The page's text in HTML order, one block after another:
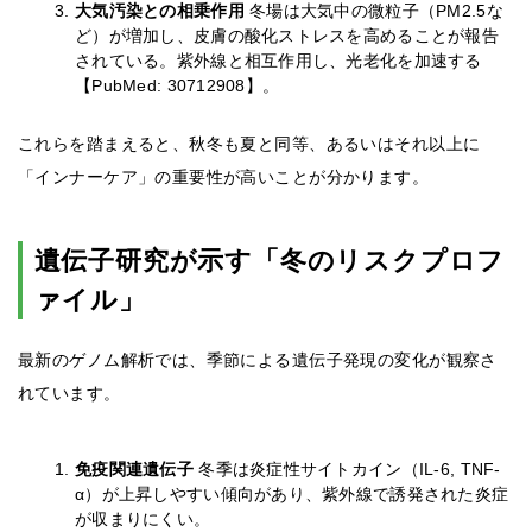
大気汚染との相乗作用冬場は大気中の微粒子（PM2.5な
ど）が増加し、皮膚の酸化ストレスを高めることが報告
されている。紫外線と相互作用し、光老化を加速する
【PubMed: 30712908】。
これらを踏まえると、秋冬も夏と同等、あるいはそれ以上に
「インナーケア」の重要性が高いことが分かります。
遺伝子研究が示す「冬のリスクプロフ
ァイル」
最新のゲノム解析では、季節による遺伝子発現の変化が観察さ
れています。
免疫関連遺伝子冬季は炎症性サイトカイン（IL-6, TNF-
α）が上昇しやすい傾向があり、紫外線で誘発された炎症
が収まりにくい。